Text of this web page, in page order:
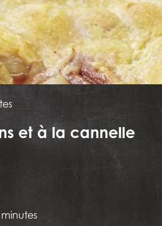
et à la cannelle